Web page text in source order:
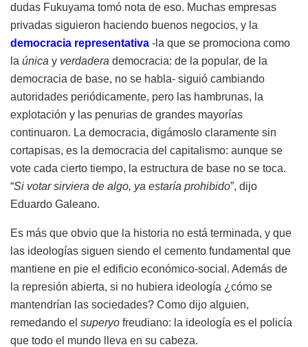
dudas Fukuyama tomó nota de eso. Muchas empresas
privadas siguieron haciendo buenos negocios, y la
democracia representativa -la que se promociona como
la única y verdadera democracia: de la popular, de la
democracia de base, no se habla- siguió cambiando
autoridades periódicamente, pero las hambrunas, la
explotación y las penurias de grandes mayorías
continuaron. La democracia, digámoslo claramente sin
cortapisas, es la democracia del capitalismo: aunque se
vote cada cierto tiempo, la estructura de base no se toca.
“Si votar sirviera de algo, ya estaría prohibido”, dijo
Eduardo Galeano.
Es más que obvio que la historia no está terminada, y que
las ideologías siguen siendo el cemento fundamental que
mantiene en pie el edificio económico-social. Además de
la represión abierta, si no hubiera ideología ¿cómo se
mantendrían las sociedades? Como dijo alguien,
remedando el superyo freudiano: la ideología es el policía
que todo el mundo lleva en su cabeza.